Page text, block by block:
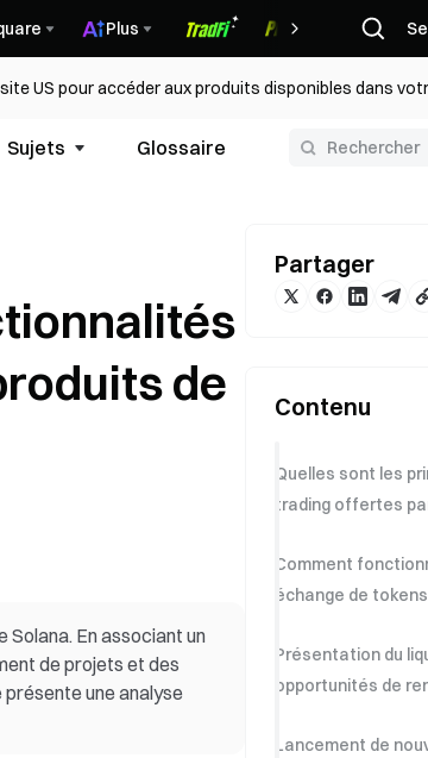
Plus
US pour accéder aux produits disponibles dans
Sujets Glossaire
de
Solana. En associant un
de projets et des
une analyse
Partager
Contenu
Quelles sont les
trading offertes
Comment
échange de tokens
Présentation du
opportunités de
Lancement de